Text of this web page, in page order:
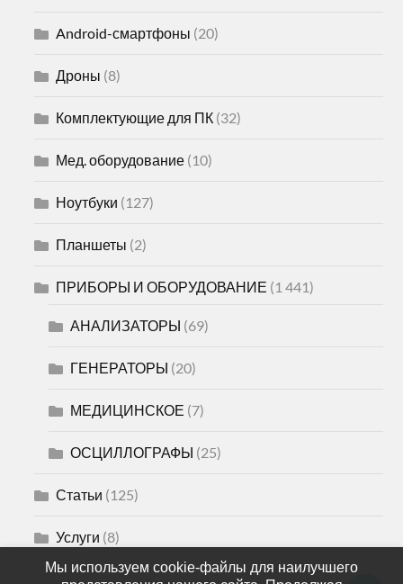
Android-смартфоны (20)
Дроны (8)
Комплектующие для ПК (32)
Мед. оборудование (10)
Ноутбуки (127)
Планшеты (2)
ПРИБОРЫ И ОБОРУДОВАНИЕ (1 441)
АНАЛИЗАТОРЫ (69)
ГЕНЕРАТОРЫ (20)
МЕДИЦИНСКОЕ (7)
ОСЦИЛЛОГРАФЫ (25)
Статьи (125)
Услуги (8)
Мы используем cookie-файлы для наилучшего